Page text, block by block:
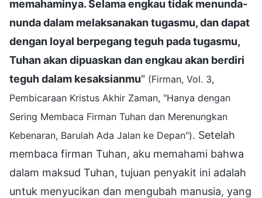
memahaminya. Selama engkau tidak menunda-
nunda dalam melaksanakan tugasmu, dan dapat
dengan loyal berpegang teguh pada tugasmu,
Tuhan akan dipuaskan dan engkau akan berdiri
teguh dalam kesaksianmu" (Firman, Vol. 3,
Pembicaraan Kristus Akhir Zaman, "Hanya dengan
Sering Membaca Firman Tuhan dan Merenungkan
Kebenaran, Barulah Ada Jalan ke Depan"). Setelah
membaca firman Tuhan, aku memahami bahwa
dalam maksud Tuhan, tujuan penyakit ini adalah
untuk menyucikan dan mengubah manusia, yang